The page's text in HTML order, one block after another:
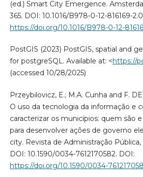
(ed.) Smart City Emergence.
365. DOI: 10.1016/B978-0-12-816169-
https://doi.org/10.1016/B978-0-12-
PostGIS (2023) PostGIS, spatial and
for postgreSQL. Available at: <https://
(accessed 10/28/2025)
Przeybilovicz, E.; M.A. Cunha and F.
O uso da tecnologia da informação e
caracterizar os municípios: quem são
para desenvolver ações de governo
city. Revista de Administração Pública,
DOI: 10.1590/0034-7612170582. DOI:
https://doi.org/10.1590/0034-